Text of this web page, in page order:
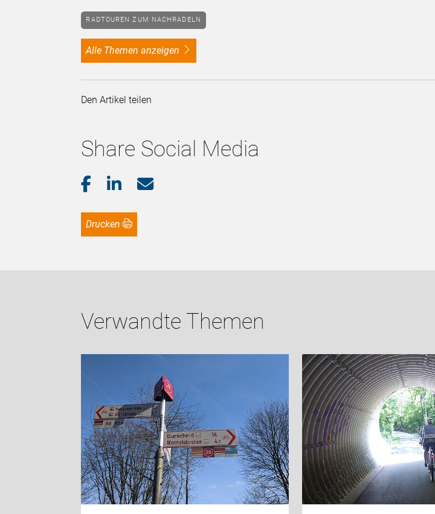
RADTOUREN ZUM NACHRADELN
alle Themen anzeigen
Den Artikel teilen
Share Social Media
Drucken
Verwandte Themen